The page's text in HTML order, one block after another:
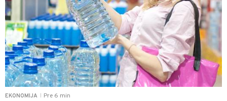
EKONOMIJA Pre 6 min